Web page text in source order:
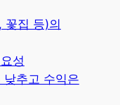
꽃집 등)의
성
추고 수익은